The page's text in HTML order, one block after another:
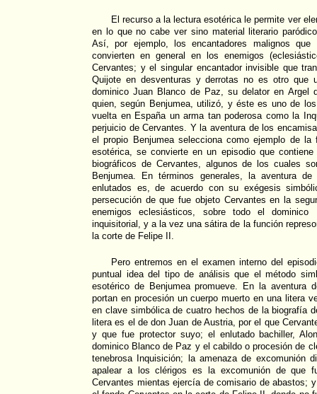
El recurso a la lectura esotérica le permite ver
en lo que no cabe ver sino material literario
Así, por ejemplo, los encantadores malignos
convierten en general en los enemigos
Cervantes; y el singular encantador invisible que
Quijote en desventuras y derrotas no es otro que
dominico Juan Blanco de Paz, su delator en Argel
quien, según Benjumea, utilizó, y éste es uno de
vuelta en España un arma tan poderosa como la
perjuicio de Cervantes. Y la aventura de los
el propio Benjumea selecciona como ejemplo de la
esotérica, se convierte en un episodio que
biográficos de Cervantes, algunos de los cuales
Benjumea. En términos generales, la aventura
enlutados es, de acuerdo con su exégesis
persecución de que fue objeto Cervantes en la
enemigos eclesiásticos, sobre todo el
inquisitorial, y a la vez una sátira de la función
la corte de Felipe II.
Pero entremos en el examen interno del
puntual idea del tipo de análisis que el método
esotérico de Benjumea promueve. En la aventura
portan en procesión un cuerpo muerto en una litera
en clave simbólica de cuatro hechos de la biografía
litera es el de don Juan de Austria, por el que
y que fue protector suyo; el enlutado bachiller,
dominico Blanco de Paz y el cabildo o procesión de
tenebrosa Inquisición; la amenaza de excomunión
apalear a los clérigos es la excomunión de que
Cervantes mientas ejercía de comisario de abastos;